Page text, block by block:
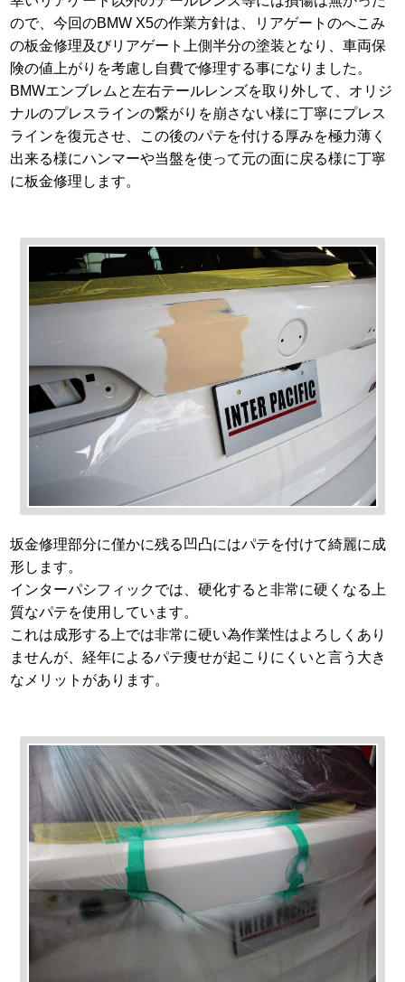
ので、今回のBMW X5の作業方針は、リアゲートのへこみ
の板金修理及びリアゲート上側半分の塗装となり、車両保
険の値上がりを考慮し自費で修理する事になりました。
BMWエンブレムと左右テールレンズを取り外して、オリジ
ナルのプレスラインの繋がりを崩さない様に丁寧にプレス
ラインを復元させ、この後のパテを付ける厚みを極力薄く
出来る様にハンマーや当盤を使って元の面に戻る様に丁寧
に板金修理します。
坂金修理部分に僅かに残る凹凸にはパテを付けて綺麗に成
形します。
インターパシフィックでは、硬化すると非常に硬くなる上
質なパテを使用しています。
これは成形する上では非常に硬い為作業性はよろしくあり
ませんが、経年によるパテ痩せが起こりにくいと言う大き
なメリットがあります。